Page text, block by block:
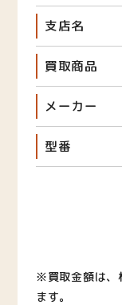
支店名
買取商品
メーカー
型番
※買取金額は、
ます。